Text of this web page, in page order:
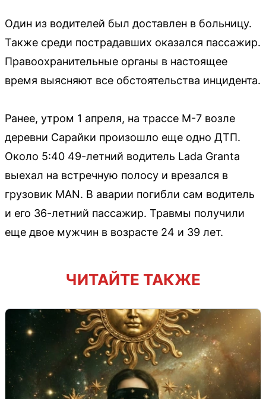
Один из водителей был доставлен в больницу.
Также среди пострадавших оказался пассажир.
Правоохранительные органы в настоящее
время выясняют все обстоятельства инцидента.
Ранее, утром 1 апреля, на трассе М-7 возле
деревни Сарайки произошло еще одно ДТП.
Около 5:40 49-летний водитель Lada Granta
выехал на встречную полосу и врезался в
грузовик MAN. В аварии погибли сам водитель
и его 36-летний пассажир. Травмы получили
еще двое мужчин в возрасте 24 и 39 лет.
ЧИТАЙТЕ ТАКЖЕ